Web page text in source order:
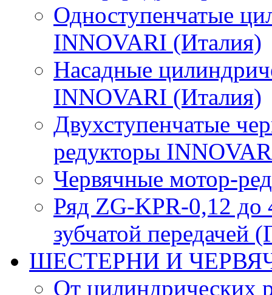
Одноступенчатые
INNOVARI (Италия)
Насадные
INNOVARI (Италия)
Двухступенчатые
редукторы
Червячные мотор-
Ряд ZG-KPR-0,12 до
зубчатой передачей
ШЕСТЕРНИ И
От цилиндрических